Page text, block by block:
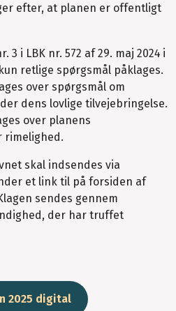
efter, at planen er offentligt
3 i LBK nr. 572 af 29. maj 2024 i
retlige spørgsmål påklages.
over spørgsmål om
dens lovlige tilvejebringelse.
over planens
rimelighed.
skal indsendes via
et link til på forsiden af
sendes gennem
der har truffet
2025 digital